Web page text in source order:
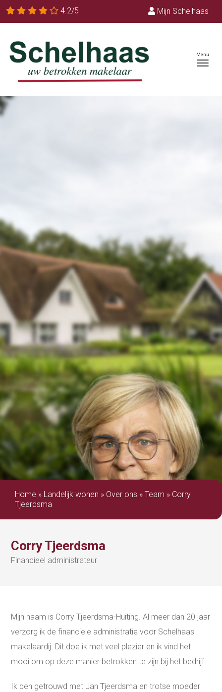
4.2/5 Mijn Schelhaas
Home » Landelijk wonen » Over ons » Team » Corry
Tjeerdsma
Corry Tjeerdsma
Financieel administrateur
Mijn naam is Corry Tjeerdsma-Huiting. Al meer dan 20 jaar
verzorg ik de financiele administratie voor Schelhaas
makelaardij. Dit doe ik met veel plezier en ik vind het
mooi om op deze manier betrokken te zijn bij het bedrijf.
Ik ben getrouwd met Jan Tjeerdsma en trotse moeder